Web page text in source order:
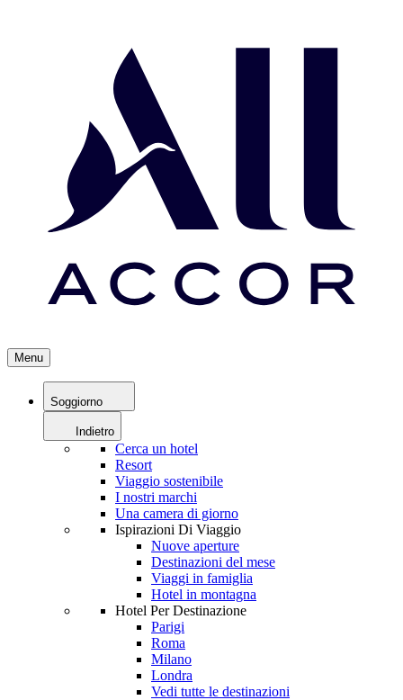
Menu
Soggiorno
Indietro
Cerca un hotel
Resort
Viaggio sostenibile
I nostri marchi
Una camera di giorno
Ispirazioni Di Viaggio
Nuove aperture
Destinazioni del mese
Viaggi in famiglia
Hotel in montagna
Hotel Per Destinazione
Parigi
Roma
Milano
Londra
Vedi tutte le destinazioni